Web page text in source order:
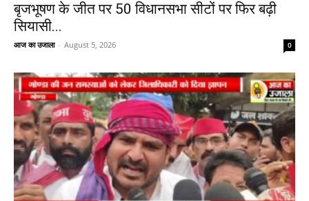
बृजभूषण के जीत पर 50 विधानसभा सीटों पर फिर बढ़ी
सियासी...
आज का उजाला - August 5, 2026 0